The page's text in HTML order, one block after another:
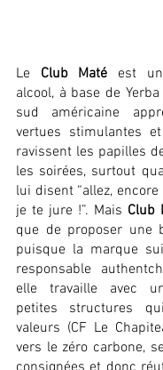
Le Club Maté est
alcool, à base de
sud américaine
vertues stimulantes
ravissent les papilles
les soirées, surtout
lui disent “allez,
je te jure !”. Mais Club
que de proposer une
puisque la marque
responsable
elle travaille avec
petites structures
valeurs (CF Le
vers le zéro carbone,